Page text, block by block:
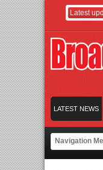
Latest
LATEST NEWS
Hadirkan Hipdut Modern
Perpaduan Warisan